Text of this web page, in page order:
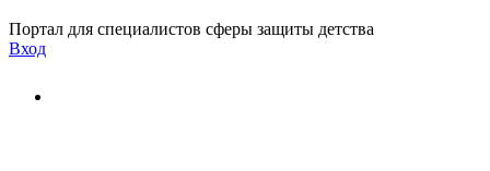
Портал для специалистов сферы защиты детства
Вход